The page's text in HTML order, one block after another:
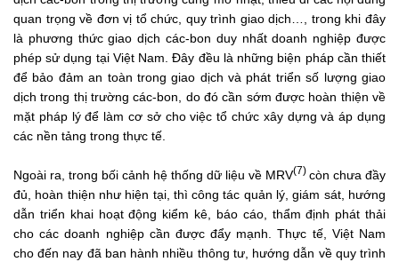
quan trọng về đơn vị tổ chức, quy trình giao dịch…, trong khi đây
là phương thức giao dịch các-bon duy nhất doanh nghiệp được
phép sử dụng tại Việt Nam. Đây đều là những biện pháp cần thiết
để bảo đảm an toàn trong giao dịch và phát triển số lượng giao
dịch trong thị trường các-bon, do đó cần sớm được hoàn thiện về
mặt pháp lý để làm cơ sở cho việc tổ chức xây dựng và áp dụng
các nền tảng trong thực tế.
Ngoài ra, trong bối cảnh hệ thống dữ liệu về MRV(7) còn chưa đầy
đủ, hoàn thiện như hiện tại, thì công tác quản lý, giám sát, hướng
dẫn triển khai hoạt động kiểm kê, báo cáo, thẩm định phát thải
cho các doanh nghiệp cần được đẩy mạnh. Thực tế, Việt Nam
cho đến nay đã ban hành nhiều thông tư, hướng dẫn về quy trình